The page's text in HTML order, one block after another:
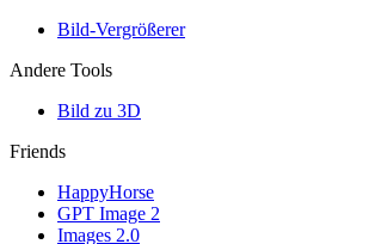
Bild-Vergrößerer
Andere Tools
Bild zu 3D
Friends
HappyHorse
GPT Image 2
Images 2.0